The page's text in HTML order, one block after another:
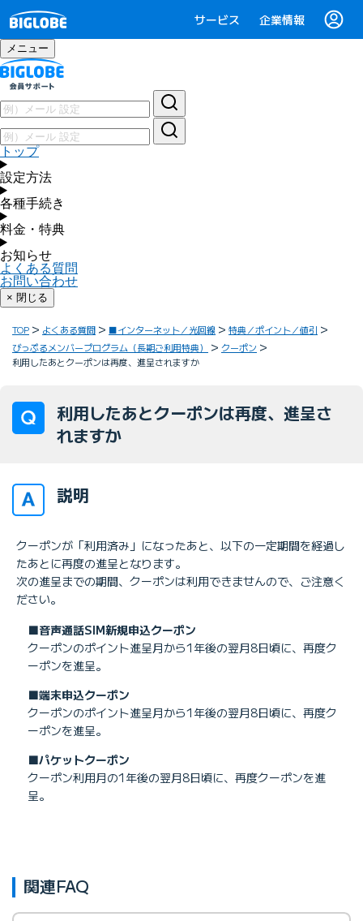
サービス 企業情報
メニュー
トップ
設定方法
各種手続き
料金・特典
お知らせ
よくある質問
お問い合わせ
× 閉じる
TOP よくある質問 ■インターネット／光回線
特典／ポイント／値引
びっぷるメンバープログラム（長期ご利用特典）
クーポン
利用したあとクーポンは再度、進呈されますか
利用したあとクーポンは再度、進呈さ
れますか
説明
クーポンが「利用済み」になったあと、以下の一定期間を経過し
たあとに再度の進呈となります。
次の進呈までの期間、クーポンは利用できませんので、ご注意く
ださい。
■音声通話SIM新規申込クーポン
クーポンのポイント進呈月から1年後の翌月8日頃に、再度ク
ーポンを進呈。
■端末申込クーポン
クーポンのポイント進呈月から1年後の翌月8日頃に、再度ク
ーポンを進呈。
■パケットクーポン
クーポン利用月の1年後の翌月8日頃に、再度クーポンを進
呈。
関連FAQ